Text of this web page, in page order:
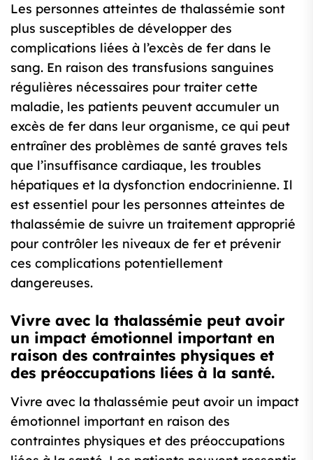
Les personnes atteintes de thalassémie sont
plus susceptibles de développer des
complications liées à l’excès de fer dans le
sang. En raison des transfusions sanguines
régulières nécessaires pour traiter cette
maladie, les patients peuvent accumuler un
excès de fer dans leur organisme, ce qui peut
entraîner des problèmes de santé graves tels
que l’insuffisance cardiaque, les troubles
hépatiques et la dysfonction endocrinienne. Il
est essentiel pour les personnes atteintes de
thalassémie de suivre un traitement approprié
pour contrôler les niveaux de fer et prévenir
ces complications potentiellement
dangereuses.
Vivre avec la thalassémie peut avoir
un impact émotionnel important en
raison des contraintes physiques et
des préoccupations liées à la santé.
Vivre avec la thalassémie peut avoir un impact
émotionnel important en raison des
contraintes physiques et des préoccupations